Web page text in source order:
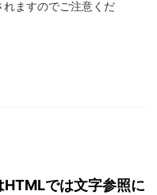
ますのでご注意くだ
HTMLでは文字参照に